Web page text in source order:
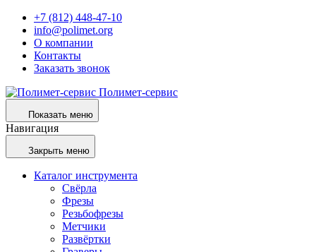
+7 (812) 448-47-10
info@polimet.org
О компании
Контакты
Заказать звонок
Полимет-сервис
Показать меню
Навигация
Закрыть меню
Каталог инструмента
Свёрла
Фрезы
Резьбофрезы
Метчики
Развёртки